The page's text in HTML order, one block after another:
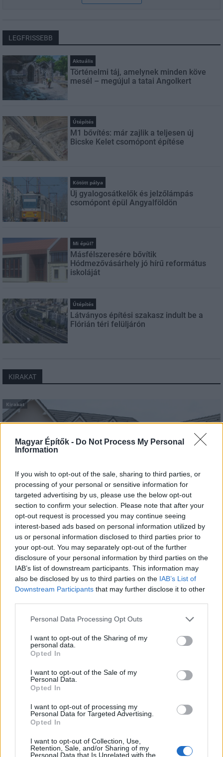
Magyar Építők - Do Not Process My Personal
Information
If you wish to opt-out of the sale, sharing to third parties, or
processing of your personal or sensitive information for
targeted advertising by us, please use the below opt-out
section to confirm your selection. Please note that after your
opt-out request is processed you may continue seeing
interest-based ads based on personal information utilized by
us or personal information disclosed to third parties prior to
your opt-out. You may separately opt-out of the further
disclosure of your personal information by third parties on the
IAB’s list of downstream participants. This information may
also be disclosed by us to third parties on the IAB’s List of
Downstream Participants that may further disclose it to other
Please note that this website/app uses one or more Google
not limited to your visit or usage behaviour. You may click to
grant or deny consent to Google and its third-party tags to
use your data for below specified purposes in below Google
consent section.
Personal Data Processing Opt Outs
I want to opt-out of the Sharing of my
personal data.
Opted In
I want to opt-out of the Sale of my
Personal Data.
Opted In
I want to opt-out of processing my
Personal Data for Targeted Advertising.
Opted In
I want to opt-out of Collection, Use,
Retention, Sale, and/or Sharing of my
Personal Data that Is Unrelated with the
LEGFRISSEBB
Aktuális
Történelmi táj, amelynek minden köve
mesél – megújul a tatai Angolkert
Útépítés
M1 bővítés: már zajlik a teljesen új
Bicske Kelet csomópont építése
Kötött pálya
Új gyalogosátkelők és jelzőlámpás
csomópont épül Angyalföldön
Mi épül?
Másfélszeresére bővítik
Hódmezővásárhely jó hírű református
iskoláját
Útépítés
Látványos építési szakasz indult be a
Flórián téri felüljárón
KIRAKAT
Kirakat
Tető, ami évtizedeken át gondoskodik a családról
tetőcserepet!